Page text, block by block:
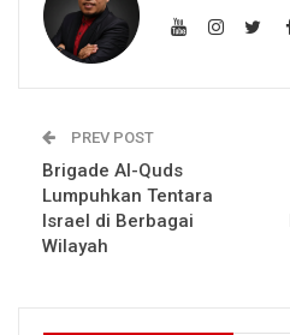
PREV POST
Brigade Al-Quds
Lumpuhkan Tentara
Israel di Berbagai
Wilayah